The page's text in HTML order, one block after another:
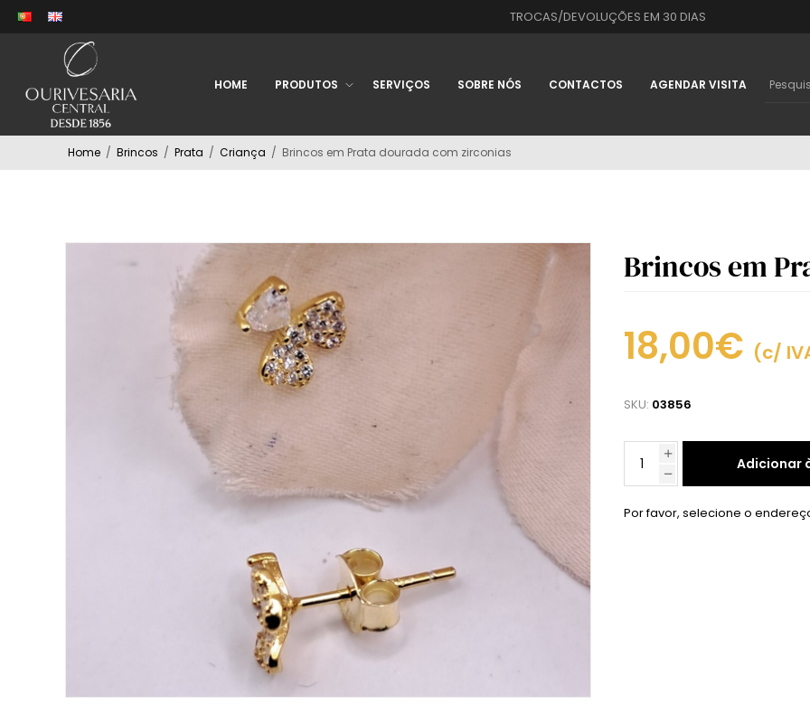
TROCAS/DEVOLUÇÕES EM 30 DIAS
HOME PRODUTOS SERVIÇOS SOBRE NÓS CONTACTOS AGENDAR VISITA
Home / Brincos / Prata / Criança / Brincos em Prata dourada com zirconias
Brincos em
18,00€ (c/
SKU: 03856
Adicionar
Por favor, selecione o